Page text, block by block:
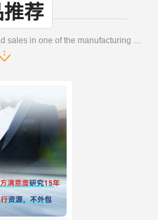
推荐